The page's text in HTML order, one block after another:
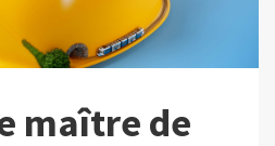
maître de